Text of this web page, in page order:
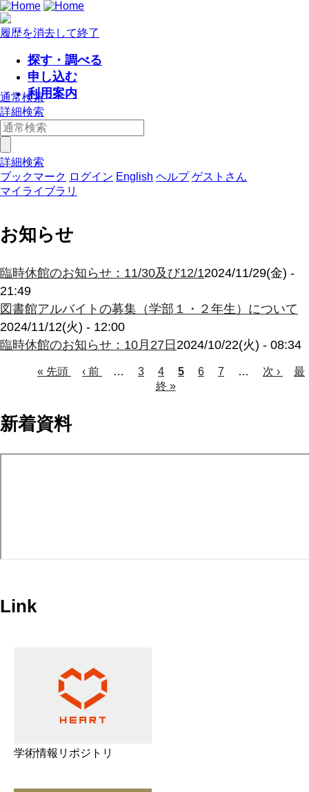
履歴を消去して終了
探す・調べる
申し込む
利用案内
通常検索
詳細検索
詳細検索
ブックマーク ログイン English ヘルプ ゲストさん
マイライブラリ
お知らせ
臨時休館のお知らせ：11/30及び12/12024/11/29(金) -
21:49
図書館アルバイトの募集（学部１・２年生）について
2024/11/12(火) - 12:00
臨時休館のお知らせ：10月27日 2024/10/22(火) - 08:34
ー
ジ
送
先
ー
ジ
« 先頭
前
‹ 前 … Page
3 Page
4
カ
ジ
5 Page
6 Page
7 …
次
次 ›
最
最
終 »
新着資料
Link
学術情報リポジトリ